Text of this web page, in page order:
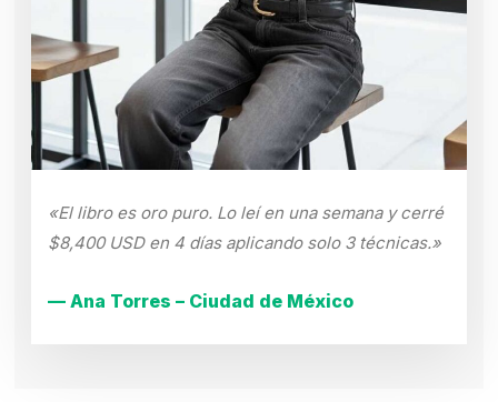
«El libro es oro puro. Lo leí en una semana y cerré
$8,400 USD en 4 días aplicando solo 3 técnicas.»
— Ana Torres – Ciudad de México